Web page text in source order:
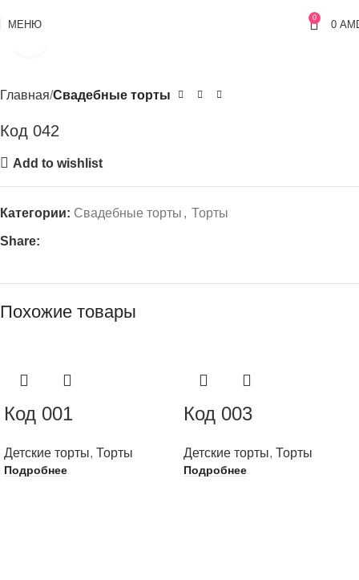
МЕНЮ
0
0
Главная Свадебные торты
Код 042
Add to wishlist
Категории: Свадебные торты , Торты
Share:
Похожие товары
Код 001
Детские торты, Торты
Подробнее
Код 003
Детские торты, Торты
Подробнее